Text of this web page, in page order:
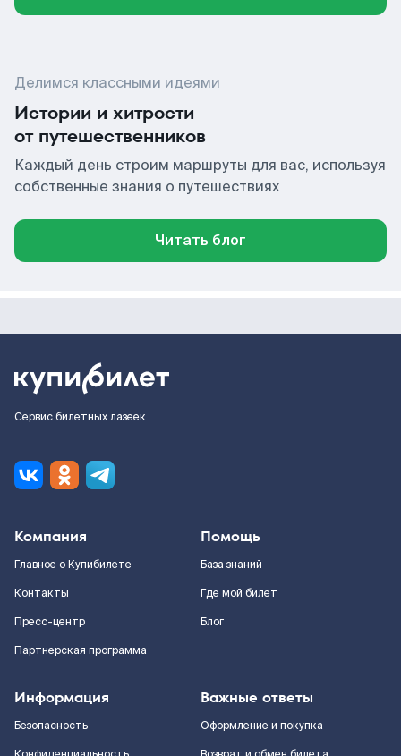
Делимся классными идеями
Истории и хитрости
от путешественников
Каждый день строим маршруты для вас, используя
собственные знания о путешествиях
Читать блог
Сервис билетных лазеек
Компания
Главное о Купибилете
Контакты
Пресс-центр
Партнерская программа
Помощь
База знаний
Где мой билет
Блог
Информация
Безопасность
Важные ответы
Оформление и покупка